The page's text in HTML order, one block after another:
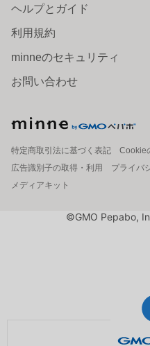
ヘルプとガイド
利用規約
minneのセキュリティ
お問い合わせ
特定商取引法に基づく表記
Cookie
広告識別子の取得・利用
プライバ
メディアキット
©GMO Pepabo,